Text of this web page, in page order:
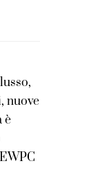
nuove
è